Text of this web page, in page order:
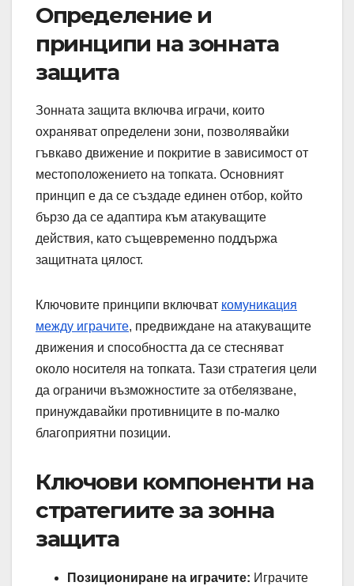
Определение и
принципи на зонната
защита
Зонната защита включва играчи, които
охраняват определени зони, позволявайки
гъвкаво движение и покритие в зависимост от
местоположението на топката. Основният
принцип е да се създаде единен отбор, който
бързо да се адаптира към атакуващите
действия, като същевременно поддържа
защитната цялост.
Ключовите принципи включват комуникация
между играчите, предвиждане на атакуващите
движения и способността да се стесняват
около носителя на топката. Тази стратегия цели
да ограничи възможностите за отбелязване,
принуждавайки противниците в по-малко
благоприятни позиции.
Ключови компоненти на
стратегиите за зонна
защита
Позициониране на играчите: Играчите